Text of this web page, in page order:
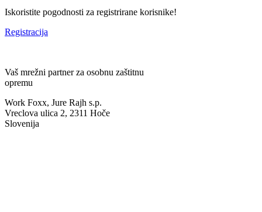
Iskoristite pogodnosti za registrirane korisnike!
Registracija
Vaš mrežni partner za osobnu zaštitnu
opremu
Work Foxx, Jure Rajh s.p.
Vreclova ulica 2, 2311 Hoče
Slovenija